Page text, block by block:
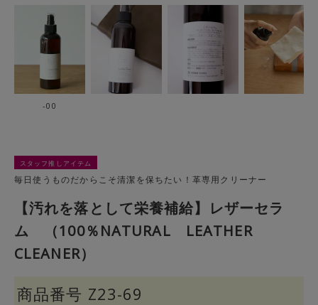
-00
スタッフ推しアイテム
毎日使うものだからこそ清潔を保ちたい！革専用クリーナー
【汚れを落として栄養補給】レザーセラ
ム （100％NATURAL LEATHER
CLEANER）
商品番号 Z23-69